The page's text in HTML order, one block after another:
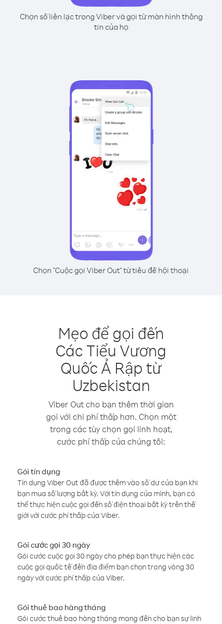
Chọn số liên lạc trong Viber và gọi từ màn hình thông
tin của họ
Chọn "Cuộc gọi Viber Out" từ tiêu đề hội thoại
Mẹo để gọi đến
Các Tiểu Vương
Quốc Ả Rập từ
Uzbekistan
Viber Out cho bạn thêm thời gian
gọi với chi phí thấp hơn. Chọn một
trong các tùy chọn gọi linh hoạt,
cước phí thấp của chúng tôi:
Gói tín dụng
Tín dụng Viber Out đã được thêm vào số dư của bạn khi
bạn mua số lượng bất kỳ. Với tín dụng của mình, bạn có
thể thực hiện cuộc gọi đến số điện thoại bất kỳ trên thế
giới với cước phí thấp của Viber.
Gói cước gọi 30 ngày
Gói cước cuộc gọi 30 ngày cho phép bạn thực hiện các
cuộc gọi quốc tế đến địa điểm bạn chọn trong vòng 30
ngày với cước phí thấp của Viber.
Gói thuê bao hàng tháng
Gói cước thuê bao hàng tháng mang đến cho bạn sự linh